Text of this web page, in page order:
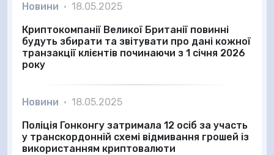
Новини • 18.05.2025
Криптокомпанії Великої Британії повинні
будуть збирати та звітувати про дані кожної
транзакції клієнтів починаючи з 1 січня 2026
року
Новини • 18.05.2025
Поліція Гонконгу затримала 12 осіб за участь
у транскордонній схемі відмивання грошей із
використанням криптовалюти